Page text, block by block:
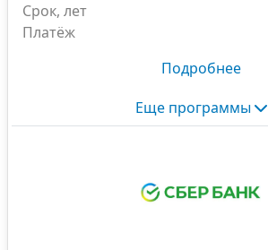
Срок, лет
Платёж
Подробнее
Еще программы